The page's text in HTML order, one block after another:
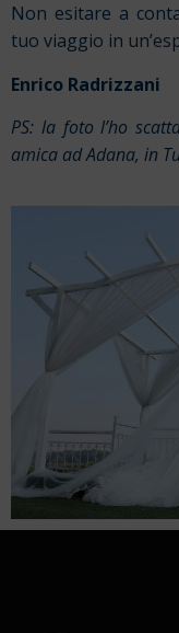
Non esitare a
tuo viaggio in
Enrico Radrizzani
PS: la foto l’ho
amica ad Adana, in